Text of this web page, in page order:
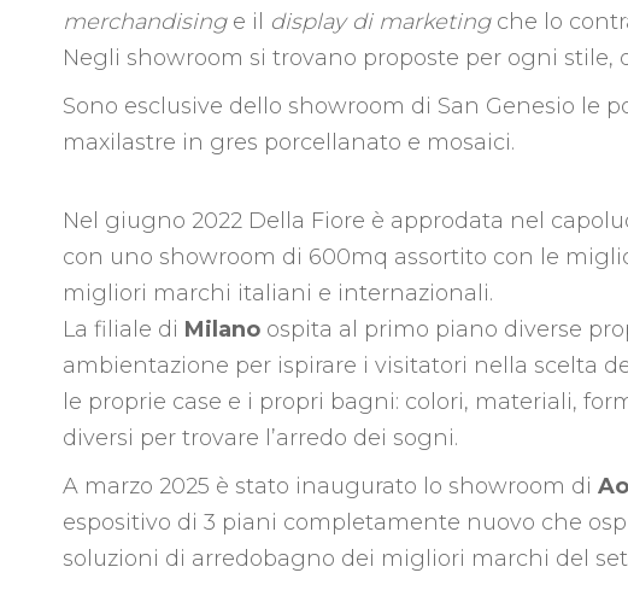
merchandisinge il display di marketingche lo
Negli showroom si trovano proposte per ogni
Sono esclusive dello showroom di San Genesio
maxilastre in gres porcellanato e mosaici.
Nel giugno 2022 Della Fiore è approdata nel
con uno showroom di 600mq assortito con le
migliori marchi italiani e internazionali.
La filiale di Milano ospita al primo piano diverse
ambientazione per ispirare i visitatori nella scelta
le proprie case e i propri bagni: colori, materiali,
diversi per trovare l’arredo dei sogni.
A marzo 2025 è stato inaugurato lo showroom di
espositivo di 3 piani completamente nuovo che
soluzioni di arredobagno dei migliori marchi del